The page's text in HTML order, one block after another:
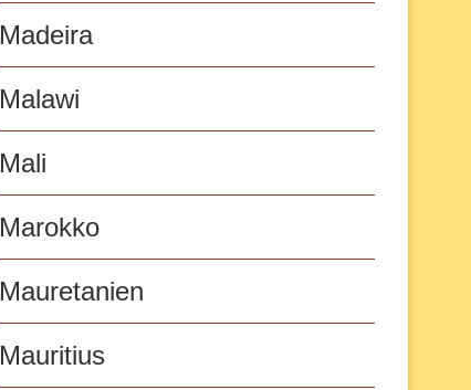
Madeira
Malawi
Mali
Marokko
Mauretanien
Mauritius